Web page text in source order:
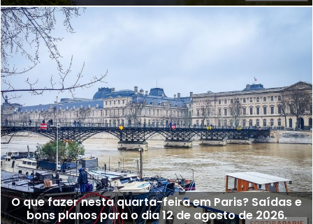
O que fazer nesta quarta-feira em Paris? Saídas e
bons planos para o dia 12 de agosto de 2026.